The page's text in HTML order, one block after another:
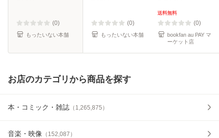
(0)
もったいない本舗
(0)
もったいない本舗
送料無料
(0)
bookfan au PAY マ
ーケット店
お店のカテゴリから商品を探す
本・コミック・雑誌 （ 1,265,875 ）
音楽・映像 （ 152,087 ）